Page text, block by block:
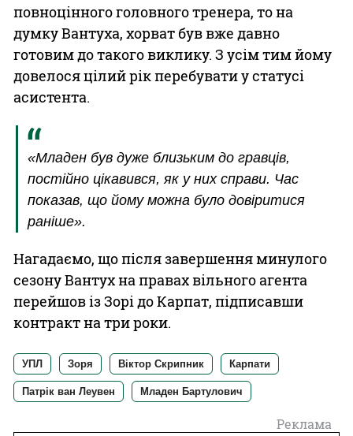
повноцінного головного тренера, то на
думку Вантуха, хорват був вже давно
готовим до такого виклику. З усім тим йому
довелося цілий рік перебувати у статусі
асистента.
«Младен був дуже близьким до гравців,
постійно цікавився, як у них справи. Час
показав, що йому можна було довіритися
раніше».
Нагадаємо, що після завершення минулого
сезону Вантух на правах вільного агента
перейшов із Зорі до Карпат, підписавши
контракт на три роки.
УПЛ Зоря Віктор Скрипник Карпати
Патрік ван Леувен Младен Бартулович
Реклама